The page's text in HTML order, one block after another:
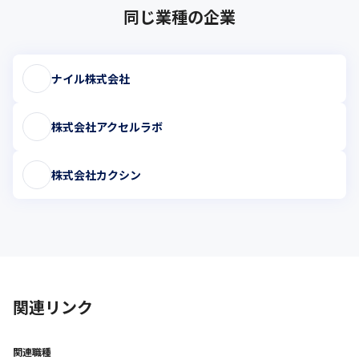
同じ業種の企業
ナイル株式会社
株式会社アクセルラボ
株式会社カクシン
関連リンク
関連職種